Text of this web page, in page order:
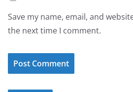
Save my name, email, and
the next time I comment.